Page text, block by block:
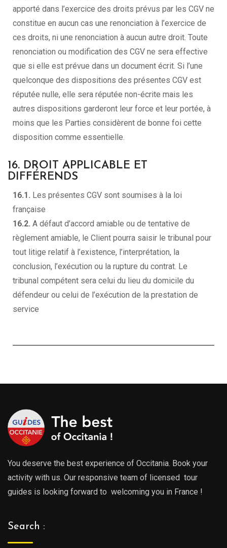
apporté dans l’exercice des droits prévus par les CGV ne
constitue en aucun cas une renonciation à l’exercice de
ces droits, ni une renonciation à aucun autre droit. Toute
renonciation ou modification des CGV ne sera effective
que si elle est prévue dans un document écrit. Si l’une
quelconque des dispositions des présentes CGV est
réputée nulle, elle sera réputée non-écrite mais les
autres dispositions garderont leur force et leur portée, à
moins que les Parties considèrent de bonne foi cette
disposition comme essentielle.
16. DROIT APPLICABLE ET
DIFFÉRENDS
16.1. Les présentes CGV sont soumises à la loi
française
16.2. A défaut d’accord amiable ou de tentative de
règlement amiable, le Client pourra saisir le tribunal pour
tout litige relatif à l’existence, l’interprétation, la
conclusion, l’exécution ou la rupture du contrat. Le
tribunal compétent sera celui du lieu du domicile du
défendeur ou celui de l’exécution de la prestation de
service
You deserve the best experience of Occitania. Book your
activity with us. Our responsive team of licensed tour
guides is looking forward to welcoming you in France !
Search :